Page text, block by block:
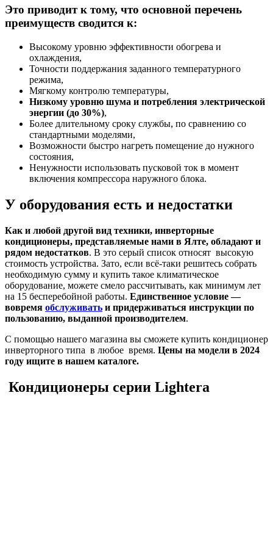
Это приводит к тому, что основной перечень
преимуществ сводится к:
Высокому уровню эффективности обогрева и
охлаждения,
Точности поддержания заданного температурного
режима,
Мягкому контролю температуры,
Низкому уровню шума и потребления электрической
энергии (до 30%),
Более длительному сроку службы, по сравнению со
стандартными моделями,
Возможности быстро нагреть помещение до нужного
состояния,
Ненужности использовать пусковой ток в момент
включения компрессора наружного блока.
У оборудования есть и недостатки
Как и любой другой вид техники, инверторные
кондиционеры, представляемые нами в Ялте, обладают и
рядом недостатков. В это серый список относят высокую
стоимость устройства. Зато, если всё-таки решитесь собрать
необходимую сумму и купить такое климатическое
оборудование, можете смело рассчитывать, как минимум лет
на 15 бесперебойной работы. Единственное условие —
вовремя обслуживать и придерживаться инструкции по
пользованию, выданной производителем.
С помощью нашего магазина вы сможете купить кондиционер
инверторного типа в любое время. Цены на модели в 2024
году ищите в нашем каталоге.
Кондиционеры серии Lightera